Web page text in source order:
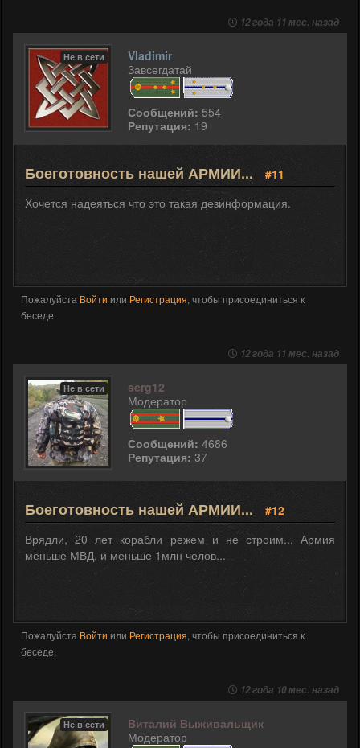
12 года 11 мес. назад
Не в сети
Vladimir
Завсегдатай
Сообщений: 554
Репутация: 19
Боеготовность нашей АРМИИ...
#11
Хочется надеяться что это такая дезинформация.
Пожалуйста Войти или Регистрация, чтобы присоединиться к
беседе.
12 года 11 мес. назад
Не в сети
serg12
Модератор
Сообщений: 4686
Репутация: 37
Боеготовность нашей АРМИИ...
#12
Врядли, 20 лет корабли режем и не строим... Армия
меньше МВД, и меньше 1млн челов...
Пожалуйста Войти или Регистрация, чтобы присоединиться к
беседе.
12 года 10 мес. назад
Не в сети
Виталий Выживальщик
Модератор